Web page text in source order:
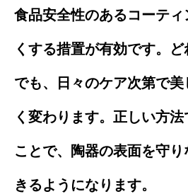
食品安全性のあるコーテ
くする措置が有効です。
でも、日々のケア次第で美
く変わります。正しい方
ことで、陶器の表面を守
きるようになります。